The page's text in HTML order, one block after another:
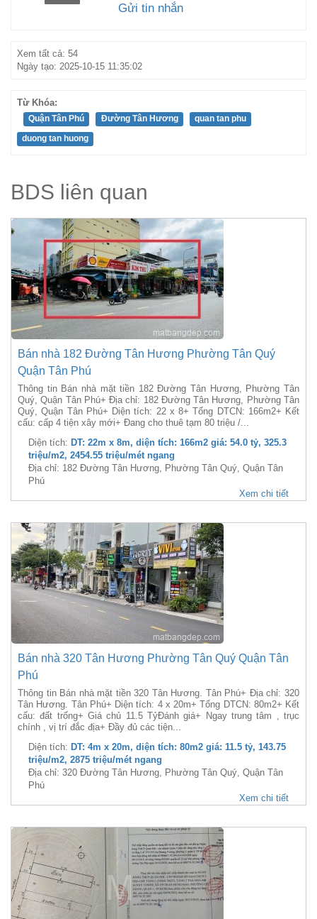
Gửi tin nhắn
Xem tất cả: 54
Ngày tạo: 2025-10-15 11:35:02
Từ Khóa:
Quận Tân Phú Đường Tân Hương
quan tan phu
duong tan huong
BDS liên quan
Bán nhà 182 Đường Tân Hương Phường Tân Quý
Quận Tân Phú
Thông tin Bán nhà mặt tiền 182 Đường Tân Hương, Phường Tân
Quý, Quận Tân Phú+ Địa chỉ: 182 Đường Tân Hương, Phường Tân
Quý, Quận Tân Phú+ Diện tích: 22 x 8+ Tổng DTCN: 166m2+ Kết
cấu: cấp 4 tiện xây mới+ Đang cho thuê tạm 80 triệu /...
Diện tích: DT: 22m x 8m, diện tích: 166m2 giá: 54.0 tỷ, 325.3
triệu/m2, 2454.55 triệu/mét ngang
Địa chỉ: 182 Đường Tân Hương, Phường Tân Quý, Quận Tân
Phú
Xem chi tiết
Bán nhà 320 Tân Hương Phường Tân Quý Quận Tân
Phú
Thông tin Bán nhà mặt tiền 320 Tân Hương. Tân Phú+ Địa chỉ: 320
Tân Hương. Tân Phú+ Diện tích: 4 x 20m+ Tổng DTCN: 80m2+ Kết
cấu: đất trống+ Giá chủ 11.5 TỷĐánh giá+ Ngay trung tâm , trục
chính , vị trí đắc địa+ Đầy đủ các tiện...
Diện tích: DT: 4m x 20m, diện tích: 80m2 giá: 11.5 tỷ, 143.75
triệu/m2, 2875 triệu/mét ngang
Địa chỉ: 320 Đường Tân Hương, Phường Tân Quý, Quận Tân
Phú
Xem chi tiết